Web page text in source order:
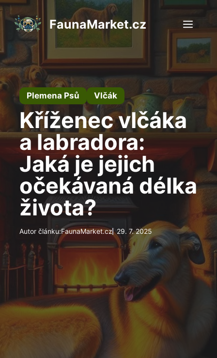
Přeskočit
na
obsah
FaunaMarket.cz
Plemena Psů Vlčák
Kříženec vlčáka
a labradora:
Jaká je jejich
očekávaná délka
života?
Autor článku:FaunaMarket.cz 29. 7. 2025